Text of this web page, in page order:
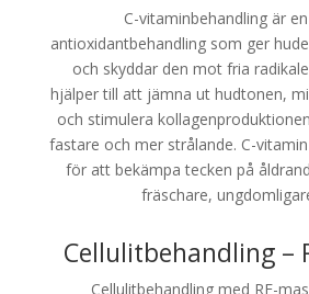
C-vitaminbehandling är
antioxidantbehandling som ger
och skyddar den mot fria
hjälper till att jämna ut hudtonen,
och stimulera
fastare och mer strålande. C-
för att bekämpa tecken på
fräschare,
Cellulitbehandling –
Cellulitbehandling med RF-